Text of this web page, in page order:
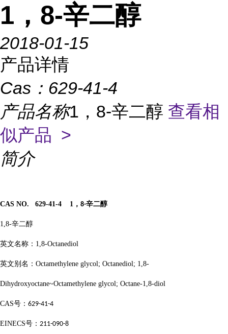
1，8-辛二醇
2018-01-15
产品详情
Cas： 629-41-4
产品名称1，8-辛二醇 查看相
似产品 >
简介
CAS NO. 629-41-4 1 ， 8-辛二醇
1,8-辛二醇
英文名称： 1,8-Octanediol
英文别名： Octamethylene glycol; Octanediol; 1,8-
Dihydroxyoctane~Octamethylene glycol; Octane-1,8-diol
CAS号： 629-41-4
EINECS号： 211-090-8